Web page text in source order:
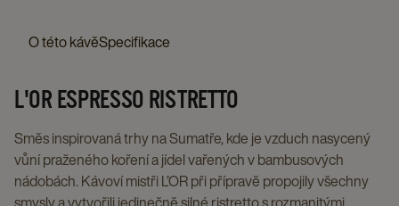
5
40
KS
details
page
KAPSLE
NESPRESSO®*
5
X
40
KS
details
page
PRO
ORIGINAL,
X
10
KS
details
page
10
X
10
O této kávěSpecifikace
L'OR ESPRESSO RISTRETTO
Směs inspirovaná trhy na Sumatře, kde je vzduch nasycený
vůní praženého koření a jídel vařených v bambusových
nádobách. Kávoví mistři L’OR při přípravě propojily všechny